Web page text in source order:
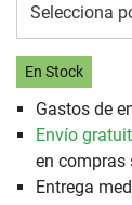
Selecciona
En Stock
Gastos de
Envío
en compras
Entrega